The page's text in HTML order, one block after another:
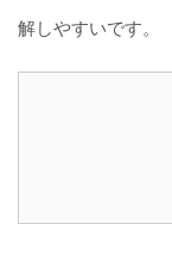
解しやすいです。